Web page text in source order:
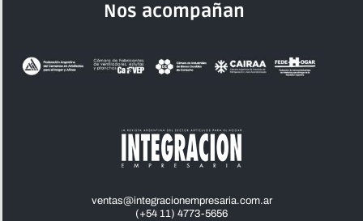
Nos acompañan
ventas@integracionempresaria.com.ar
(+54 11) 4773-5656